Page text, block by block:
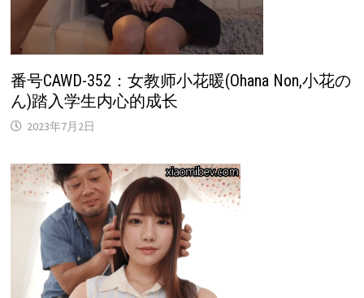
番号CAWD-352：女教师小花暖(Ohana Non,小花の
ん)踏入学生内心的成长
2023年7月2日